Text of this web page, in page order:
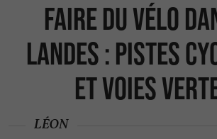
Faire du vélo
Landes : pistes
et voies
LÉON